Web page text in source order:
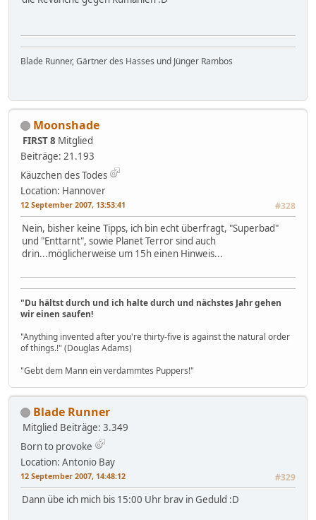
Blade Runner, Gärtner des Hasses und Jünger Rambos
Moonshade
FIRST 8 Mitglied
Beiträge: 21.193
Käuzchen des Todes
Location: Hannover
12 September 2007, 13:53:41 #328
Nein, bisher keine Tipps, ich bin echt überfragt, "Superbad"
und "Enttarnt", sowie Planet Terror sind auch
drin...möglicherweise um 15h einen Hinweis...
"Du hältst durch und ich halte durch und nächstes Jahr gehen
wir einen saufen!
"Anything invented after you're thirty-five is against the natural order
of things.!" (Douglas Adams)
"Gebt dem Mann ein verdammtes Puppers!"
Blade Runner
Mitglied Beiträge: 3.349
Born to provoke
Location: Antonio Bay
12 September 2007, 14:48:12 #329
Dann übe ich mich bis 15:00 Uhr brav in Geduld :D